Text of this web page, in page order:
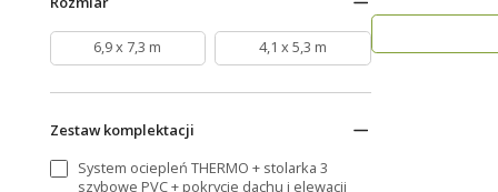
6,9 x 7,3 m 4,1 x 5,3 m
Zestaw komplektacji
System ociepleń THERMO + stolarka 3
szybowe PVC + pokrycie dachu i elewacji